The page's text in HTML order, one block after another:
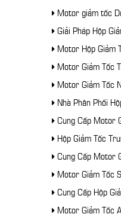
Motor giảm tốc
Giải Pháp Hộp
Motor Hộp Giảm
Motor Giảm Tốc
Motor Giảm Tốc
Nhà Phân Phối
Cung Cấp Motor
Hộp Giảm Tốc
Cung Cấp Motor
Motor Giảm Tốc
Cung Cấp Hộp
Motor Giảm Tốc